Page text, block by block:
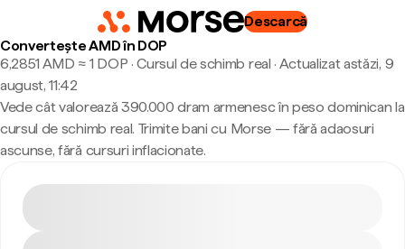
Descarcă
Convertește AMD în DOP
6,2851 AMD ≈ 1 DOP · Cursul de schimb real · Actualizat astăzi, 9
august, 11:42
Vede cât valorează 390.000 dram armenesc în peso dominican la
cursul de schimb real. Trimite bani cu Morse — fără adaosuri
ascunse, fără cursuri inflacionate.